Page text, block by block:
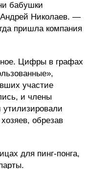
бабушки
Николаев. —
пришла компания
Цифры в графах
участие
и члены
обрезав
для пинг-понга,